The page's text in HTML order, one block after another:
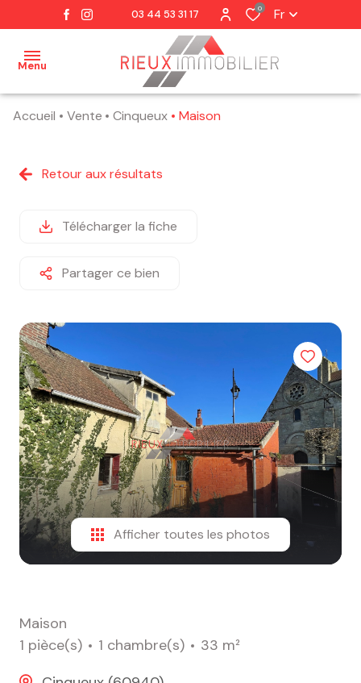
03 44 53 31 17 0 Fr
Menu
notre
estimation
alerte
e-
mail
contact
Accueil Vente Cinqueux Maison
Retour aux résultats
Télécharger la fiche
Partager ce bien
Afficher toutes les photos
Maison
1 pièce(s)
1 chambre(s)
33 m²